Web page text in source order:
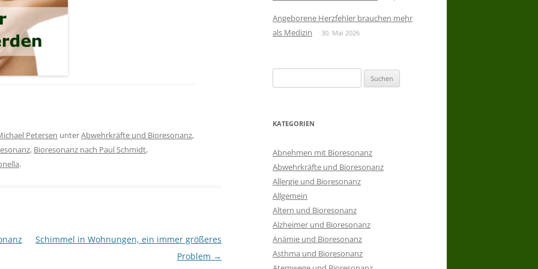
Petersen unterAbwehrkräfte und Bioresonanz,
, Bioresonanz nach Paul Schmidt,
.
Schimmel in Wohnungen, ein immer größeres
Problem →
Angeborene Herzfehler brauchen mehr
als Medizin
30. Mai 2026
nach:
KATEGORIEN
Abnehmen mit Bioresonanz
Abwehrkräfte und Bioresonanz
Allergie und Bioresonanz
Allgemein
Altern und Bioresonanz
Alzheimer und Bioresonanz
Anämie und Bioresonanz
Asthma und Bioresonanz